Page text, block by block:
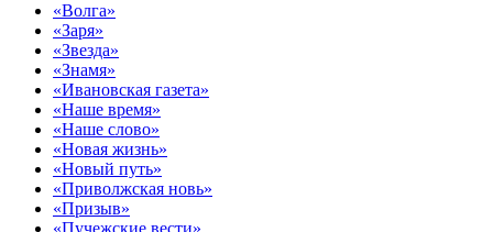
«Волга»
«Заря»
«Звезда»
«Знамя»
«Ивановская газета»
«Наше время»
«Наше слово»
«Новая жизнь»
«Новый путь»
«Приволжская новь»
«Призыв»
«Пучежские вести»